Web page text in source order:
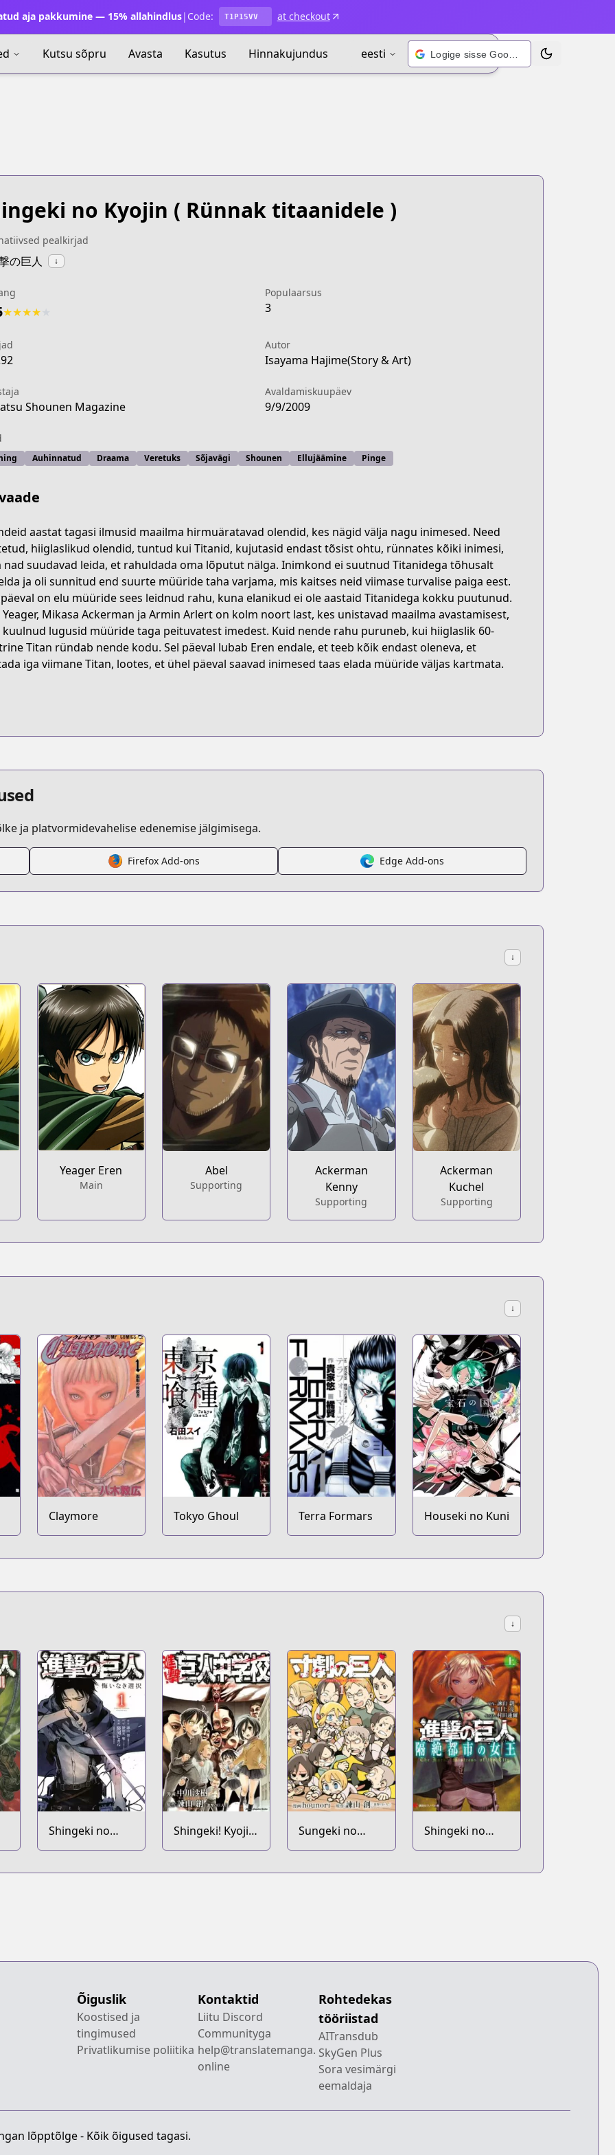
aja pakkumine — 15% allahindlus| Code: T1P15VV at checkout
Kutsu sõpru Avasta Kasutus Hinnakujundus eesti Vaheta teema
4fe7-acf7-2b6ff7a60613
on-titan
www.cdjapan.co.jp/product/NEOBK-1599854
titan?utm_source=mgd
no Kyojin ( Rünnak titaanidele )
pealkirjad
の巨人 ↓
★★★★
Populaarsus
3
Autor
Isayama Hajime(Story & Art)
Shounen Magazine
Avaldamiskuupäev
9/9/2009
Auhinnatud Draama Veretuks Sõjavägi Shounen Ellujäämine Pinge
aastat tagasi ilmusid maailma hirmuäratavad olendid, kes nägid välja nagu inimesed. Need
hiiglaslikud olendid, tuntud kui Titanid, kujutasid endast tõsist ohtu, rünnates kõiki inimesi,
nad suudavad leida, et rahuldada oma lõputut nälga. Inimkond ei suutnud Titanidega tõhusalt
ja oli sunnitud end suurte müüride taha varjama, mis kaitses neid viimase turvalise paiga eest.
on elu müüride sees leidnud rahu, kuna elanikud ei ole aastaid Titanidega kokku puutunud.
Yeager, Mikasa Ackerman ja Armin Arlert on kolm noort last, kes unistavad maailma avastamisest,
kuulnud lugusid müüride taga peituvatest imedest. Kuid nende rahu puruneb, kui hiiglaslik 60-
Titan ründab nende kodu. Sel päeval lubab Eren endale, et teeb kõik endast oleneva, et
iga viimane Titan, lootes, et ühel päeval saavad inimesed taas elada müüride väljas kartmata.
ja platvormidevahelise edenemise jälgimisega.
Firefox Add-ons Edge Add-ons
↓
Yeager Eren
Main
Abel
Supporting
Ackerman
Kenny
Supporting
Ackerman
Kuchel
Supporting
↓
Claymore Tokyo Ghoul Terra Formars Houseki no Kuni
↓
Shingeki no
Kyojin: Kuinaki
Shingeki! Kyojin
Chuugakkou
Sungeki no
Kyojin
Shingeki no
Kyojin:
Õiguslik
Koostised ja
tingimused
Privatlikumise poliitika
Kontaktid
Liitu Discord
Communityga
help@translatemanga.
online
Rohtedekas
tööriistad
AITransdub
SkyGen Plus
Sora vesimärgi
eemaldaja
lõpptõlge - Kõik õigused tagasi.